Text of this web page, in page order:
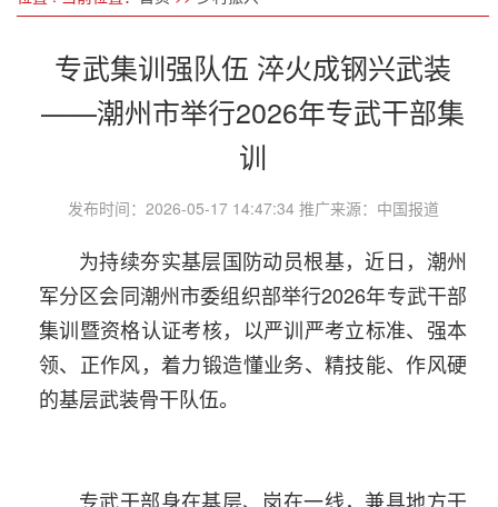
专武集训强队伍 淬火成钢兴武装
——潮州市举行2026年专武干部集
训
发布时间：2026-05-17 14:47:34 推广来源：中国报道
为持续夯实基层国防动员根基，近日，潮州
军分区会同潮州市委组织部举行2026年专武干部
集训暨资格认证考核，以严训严考立标准、强本
领、正作风，着力锻造懂业务、精技能、作风硬
的基层武装骨干队伍。
专武干部身在基层、岗在一线，兼具地方干